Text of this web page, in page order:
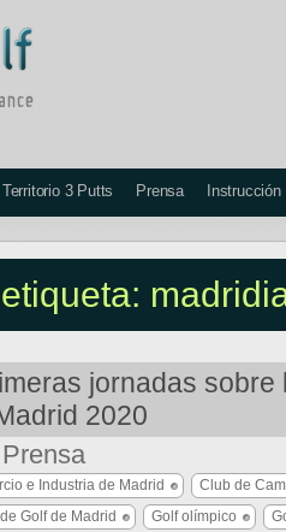
Territorio 3 Putts Prensa Instrucción
jornadas sobre
2020
Prensa
e Industria de Madrid
Club de
Golf de Madrid Golf olímpico